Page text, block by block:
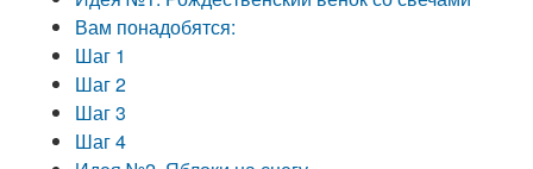
Вам понадобятся:
Шаг 1
Шаг 2
Шаг 3
Шаг 4